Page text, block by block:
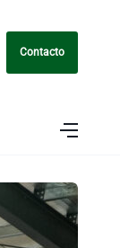
Contacto